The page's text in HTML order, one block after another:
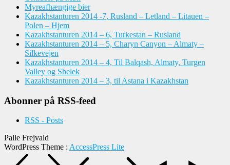
Myreafhængige bier
Kazakhstanturen 2014 -7, Rusland – Letland – Litauen –
Polen – Hjem
Kazakhstanturen 2014 – 6, Turkestan – Rusland
Kazakhstanturen 2014 – 5, Charyn Canyon – Almaty –
Silkevejen
Kazakhstanturen 2014 – 4, Til Balqash, Almaty, Turgen
Valley og Shelek
Kazakhstanturen 2014 – 3, til Astana i Kazakhstan
Abonner på RSS-feed
RSS - Posts
Palle Frejvald
WordPress Theme : AccessPress Lite